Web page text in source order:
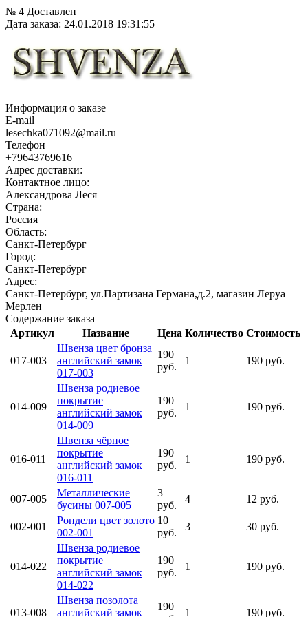
№ 4 Доставлен
Дата заказа: 24.01.2018 19:31:55
Информация о заказе
E-mail
lesechka071092@mail.ru
Телефон
+79643769616
Адрес доставки:
Контактное лицо:
Александрова Леся
Страна:
Россия
Область:
Санкт-Петербург
Город:
Санкт-Петербург
Адрес:
Санкт-Петербург, ул.Партизана Германа,д.2, магазин Леруа
Мерлен
Содержание заказа
Артикул
Название Цена Количество Стоимость
017-003
Швенза цвет бронза
английский замок
017-003
190
руб.
1 190 руб.
014-009
Швенза родиевое
покрытие
английский замок
014-009
190
руб.
1 190 руб.
016-011
Швенза чёрное
покрытие
английский замок
016-011
190
руб.
1 190 руб.
007-005
Металлические
бусины 007-005
3
руб.
4 12 руб.
002-001
Рондели цвет золото
002-001
10
руб.
3 30 руб.
014-022
Швенза родиевое
покрытие
английский замок
014-022
190
руб.
1 190 руб.
013-008
Швенза позолота
английский замок
190
1 190 руб.